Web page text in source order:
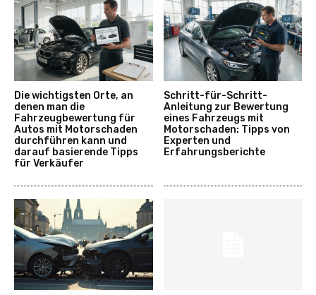
Die wichtigsten Orte, an
denen man die
Fahrzeugbewertung für
Autos mit Motorschaden
durchführen kann und
darauf basierende Tipps
für Verkäufer
Schritt-für-Schritt-
Anleitung zur Bewertung
eines Fahrzeugs mit
Motorschaden: Tipps von
Experten und
Erfahrungsberichte